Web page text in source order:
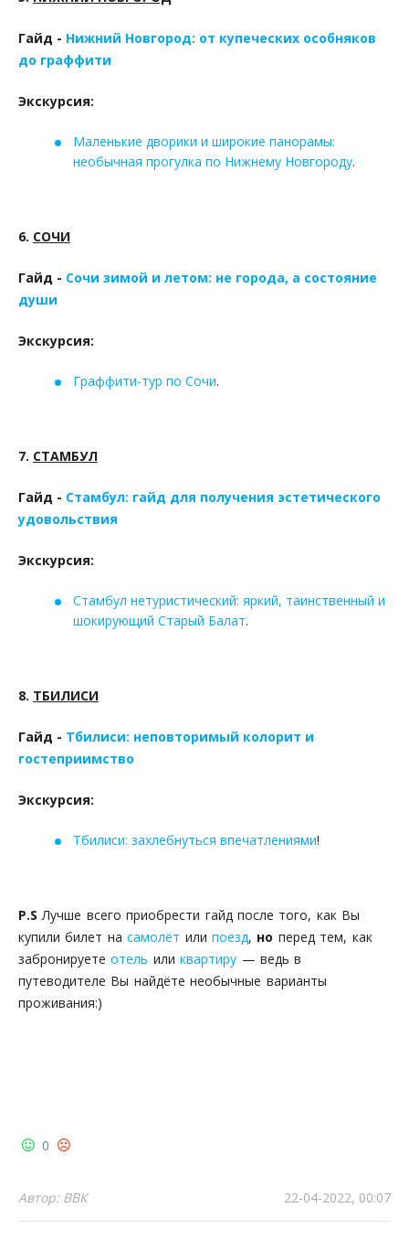
Гайд - Нижний Новгород: от купеческих особняков
до граффити
Экскурсия:
Маленькие дворики и широкие панорамы:
необычная прогулка по Нижнему Новгороду.
6. СОЧИ
Гайд - Сочи зимой и летом: не города, а состояние
души
Экскурсия:
Граффити-тур по Сочи.
7. СТАМБУЛ
Гайд - Стамбул: гайд для получения эстетического
удовольствия
Экскурсия:
Стамбул нетуристический: яркий, таинственный и
шокирующий Старый Балат.
8. ТБИЛИСИ
Гайд - Тбилиси: неповторимый колорит и
гостеприимство
Экскурсия:
Тбилиси: захлебнуться впечатлениями!
P.S Лучше всего приобрести гайд после того, как Вы
купили билет насамолёт илипоезд, но перед тем, как
забронируетеотель иликвартиру — ведь в
путеводителе Вы найдёте необычные варианты
проживания:)
0
Автор: ВВК 22-04-2022, 00:07